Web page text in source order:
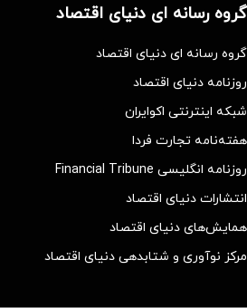
گروه رسانه ای دنیای اقتصاد
گروه رسانه ای دنیای اقتصاد
روزنامه دنیای اقتصاد
شبکه اینترنتی اکوایران
هفته‌نامه تجارت فردا
روزنامه انگلیسی Financial Tribune
انتشارات دنیای اقتصاد
همایش‌های دنیای اقتصاد
مرکز نوآوری و شتابدهی دنیای اقتصاد